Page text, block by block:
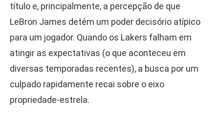
título e, principalmente, a percepção de que
LeBron James detém um poder decisório atípico
para um jogador. Quando os Lakers falham em
atingir as expectativas (o que aconteceu em
diversas temporadas recentes), a busca por um
culpado rapidamente recai sobre o eixo
propriedade-estrela.